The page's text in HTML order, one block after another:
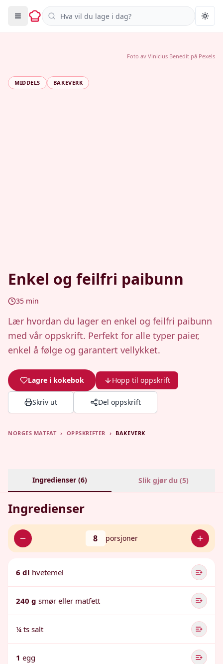
Søk i oppskrifter
MIDDELS BAKEVERK
Enkel og feilfri paibunn
35 min
Lær hvordan du lager en enkel og feilfri paibunn
med vår oppskrift. Perfekt for alle typer paier,
enkel å følge og garantert vellykket.
Lagre i kokebok Hopp til oppskrift
Skriv ut Del oppskrift
Foto av Vinicius Benedit på Pexels
NORGES MATFAT › OPPSKRIFTER › BAKEVERK
Ingredienser (6) Slik gjør du (5)
Ingredienser
8 porsjoner
6 dl hvetemel
240 g smør eller matfett
¼ ts salt
1 egg